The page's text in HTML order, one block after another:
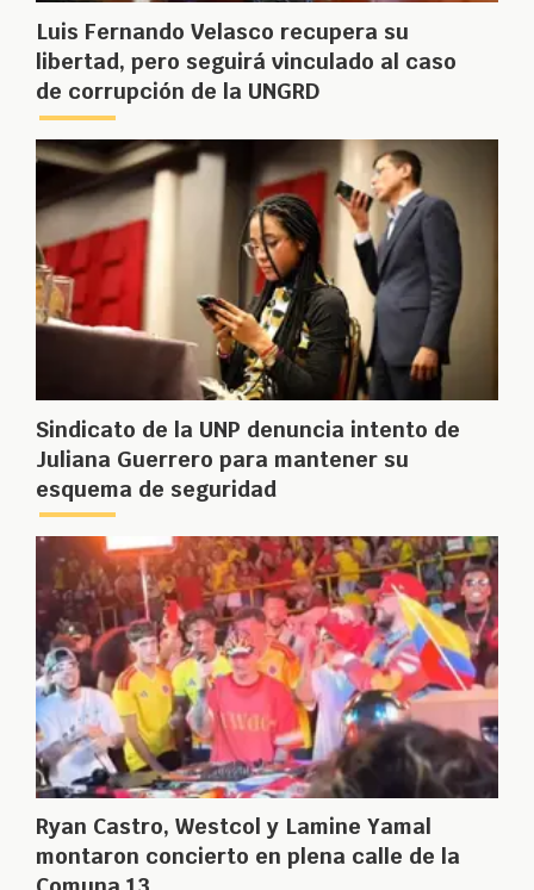
Luis Fernando Velasco recupera su
libertad, pero seguirá vinculado al caso
de corrupción de la UNGRD
Sindicato de la UNP denuncia intento de
Juliana Guerrero para mantener su
esquema de seguridad
Ryan Castro, Westcol y Lamine Yamal
montaron concierto en plena calle de la